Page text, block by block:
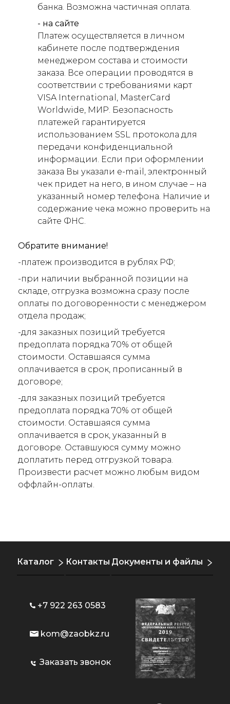
банка. Возможна частичная оплата.
- на сайте
Платеж осуществляется в личном
кабинете после подтверждения
менеджером состава и стоимости
заказа. Все операции проводятся в
соответствии с требованиями карт
VISA International, MasterCard
Worldwide, МИР. Безопасность
платежей гарантируется
использованием SSL протокола для
передачи конфиденциальной
информации. Если при оформлении
заказа Вы указали e-mail, электронный
чек придет на него, в ином случае – на
указанный номер телефона. Наличие и
содержание чека можно проверить на
сайте ФНС.
Обратите внимание!
-платеж производится в рублях РФ;
-при наличии выбранной позиции на
складе, отгрузка возможна сразу после
оплаты по договоренности с менеджером
отдела продаж;
-для заказных позиций требуется
предоплата порядка 70% от общей
стоимости. Оставшаяся сумма
оплачивается в срок, прописанный в
договоре;
-для заказных позиций требуется
предоплата порядка 70% от общей
стоимости. Оставшаяся сумма
оплачивается в срок, указанный в
договоре. Оставшуюся сумму можно
доплатить перед отгрузкой товара.
Произвести расчет можно любым видом
оффлайн-оплаты.
Каталог Контакты Документы и файлы
+7 922 263 0583
kom@zaobkz.ru
Заказать звонок